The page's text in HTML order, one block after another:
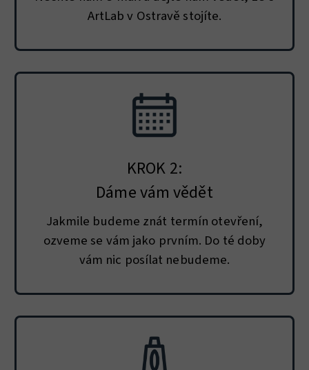
ArtLab v Ostravě stojíte.
KROK 2:
Dáme vám vědět
Jakmile budeme znát termín otevření,
ozveme se vám jako prvním. Do té doby
vám nic posílat nebudeme.